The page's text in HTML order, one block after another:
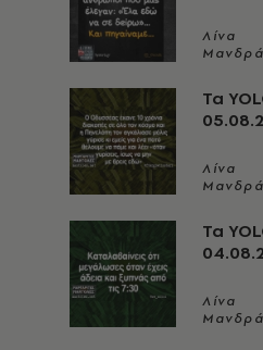
Λίνα
Τα
Λίνα
Τα
Λίνα